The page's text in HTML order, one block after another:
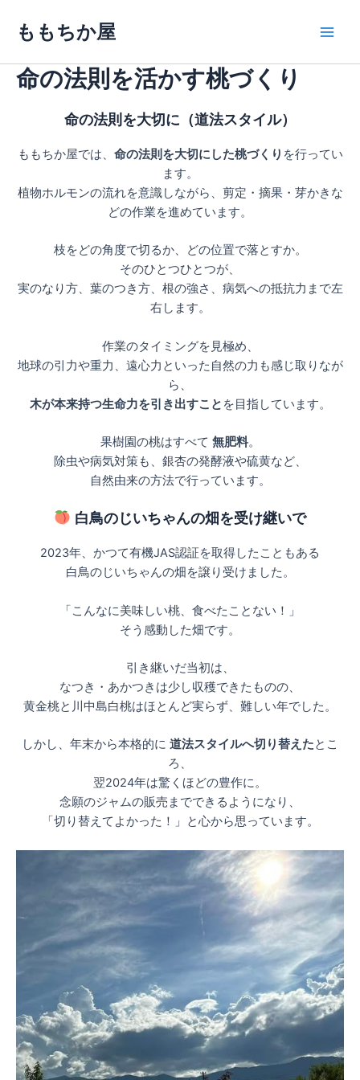
ス
ももちか屋
命の法則を活かす桃づくり
命の法則を大切に（道法スタイル）
ももちか屋では、 命の法則を大切にした桃づくり を行ってい
ます。
植物ホルモンの流れを意識しながら、剪定・摘果・芽かきな
どの作業を進めています。
枝をどの角度で切るか、どの位置で落とすか。
そのひとつひとつが、
実のなり方、葉のつき方、根の強さ、病気への抵抗力まで左
右します。
作業のタイミングを見極め、
地球の引力や重力、遠心力といった自然の力も感じ取りなが
ら、
木が本来持つ生命力を引き出すこと を目指しています。
果樹園の桃はすべて 無肥料。
除虫や病気対策も、銀杏の発酵液や硫黄など、
自然由来の方法で行っています。
白鳥のじいちゃんの畑を受け継いで
2023年、かつて有機JAS認証を取得したこともある
白鳥のじいちゃんの畑を譲り受けました。
「こんなに美味しい桃、食べたことない！」
そう感動した畑です。
引き継いだ当初は、
なつき・あかつきは少し収穫できたものの、
黄金桃と川中島白桃はほとんど実らず、難しい年でした。
しかし、年末から本格的に 道法スタイルへ切り替えたとこ
ろ、
翌2024年は驚くほどの豊作に。
念願のジャムの販売までできるようになり、
「切り替えてよかった！」と心から思っています。